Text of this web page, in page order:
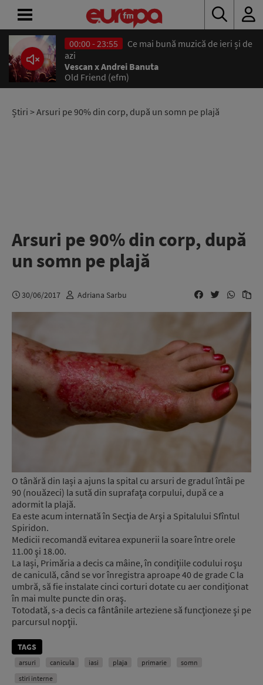
00:00 - 23:55
Ce mai bună muzică de ieri și de
azi
Vescan x Andrei Banuta
Old Friend (efm)
Știri > Arsuri pe 90% din corp, după un somn pe plajă
Arsuri pe 90% din corp, după
un somn pe plajă
30/06/2017 Adriana Sarbu
O tânără din Iași a ajuns la spital cu arsuri de gradul întâi pe
90 (nouăzeci) la sută din suprafaţa corpului, după ce a
adormit la plajă.
Ea este acum internată în Secţia de Arşi a Spitalului Sfîntul
Spiridon.
Medicii recomandă evitarea expunerii la soare între orele
11.00 şi 18.00.
La Iași, Primăria a decis ca mâine, în condiţiile codului roşu
de caniculă, când se vor înregistra aproape 40 de grade C la
umbră, să fie instalate cinci corturi dotate cu aer condiţionat
în mai multe puncte din oraş.
Totodată, s-a decis ca fântânile arteziene să funcţioneze şi pe
parcursul nopţii.
TAGS
arsuri canicula iasi plaja primarie
somn
stiri interne
ACASĂ
ȘTIRI
RADIO